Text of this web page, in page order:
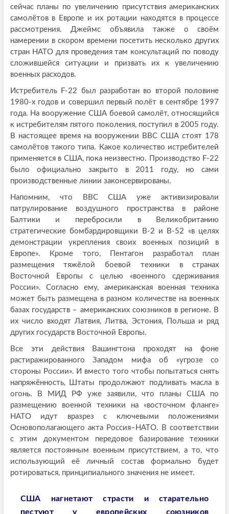
сейчас планы по увеличению присутствия американских
самолётов в Европе и их ротации находятся в процессе
рассмотрения. Джеймс объявила также о своём
намерении в скором времени посетить несколько других
стран НАТО для проведения там консультаций по поводу
сложившейся ситуации и призвать их к увеличению
военных расходов.
Истребитель F-22 был разработан во второй половине
1980-х годов и совершил первый полёт в сентябре 1997
года. На вооружение США боевой самолёт, относящийся
к истребителям пятого поколения, поступил в 2005 году.
В настоящее время на вооружении ВВС США стоят 178
самолётов такого типа. Какое количество истребителей
применяется в США, пока неизвестно. Производство F-22
было официально закрыто в 2011 году, но сами
производственные линии законсервированы.
Напомним, что ВВС США уже активизировали
патрулирование воздушного пространства в районе
Балтики и перебросили в Великобританию
стратегические бомбардировщики В-2 и В-52 «в целях
демонстрации укрепления своих военных позиций в
Европе». Кроме того, Пентагон разработал план
размещения тяжёлой боевой техники в странах
Восточной Европы с целью «военного сдерживания
России». Согласно ему, американская военная техника
может быть размещена в разном количестве на военных
базах государств – американских союзников в регионе. В
их число входят Латвия, Литва, Эстония, Польша и ряд
других государств Восточной Европы.
Все эти действия Вашингтона проходят на фоне
растиражированного Западом мифа об «угрозе со
стороны России». И вместо того чтобы попытаться снять
напряжённость, Штаты продолжают подливать масла в
огонь. В МИД РФ уже заявили, что планы США по
размещению военной техники на «восточном фланге»
НАТО идут вразрез с ключевыми положениями
Основополагающего акта Россия–НАТО. В соответствии
с этим документом передовое базирование техники
является постоянным военным присутствием, а то, что
использующий её личный состав формально будет
ротироваться, принципиального значения не имеет.
США нагнетают страсти и старательно
пестуют у европейских союзников